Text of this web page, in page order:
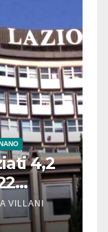
4,2
VILLANI